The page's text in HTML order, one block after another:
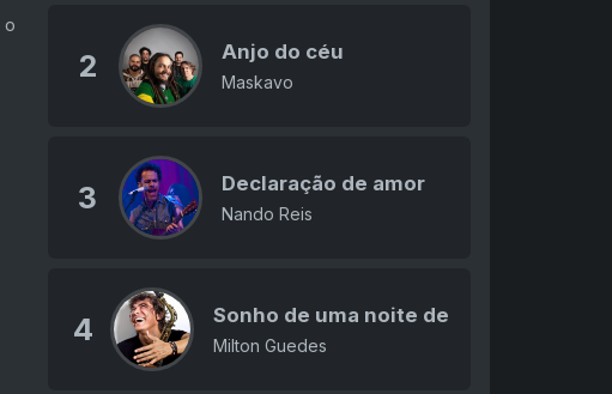
o
2 Anjo do céu
Maskavo
3 Declaração de amor
Nando Reis
4 Sonho de uma noite de verão
Milton Guedes